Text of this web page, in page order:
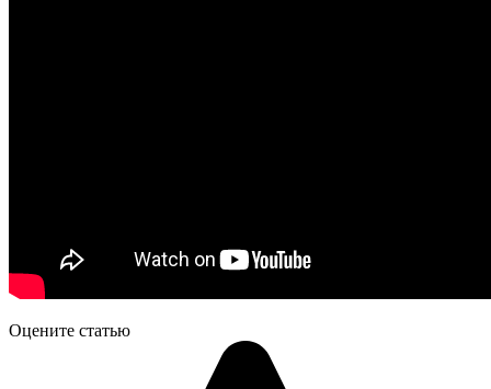
Оцените статью